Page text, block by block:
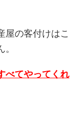
屋の客付けはこ
べてやってくれ